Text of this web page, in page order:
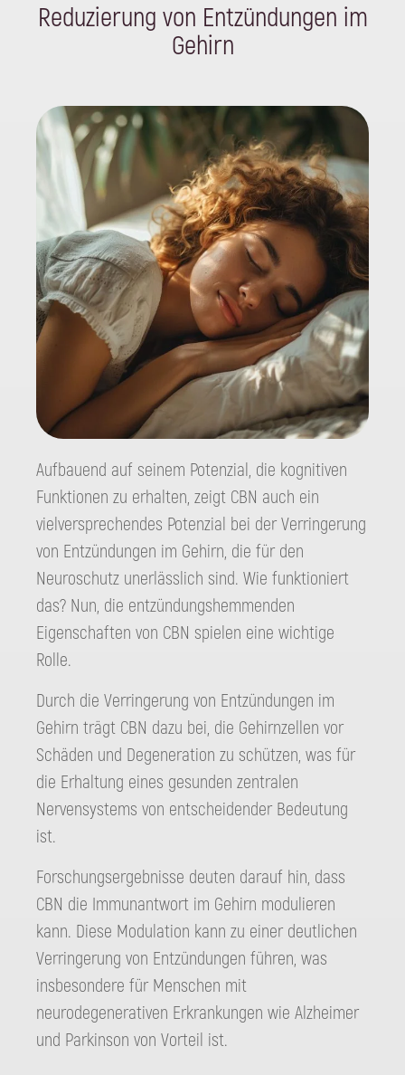
Reduzierung von Entzündungen im
Gehirn
Aufbauend auf seinem Potenzial, die kognitiven
Funktionen zu erhalten, zeigt CBN auch ein
vielversprechendes Potenzial bei der Verringerung
von Entzündungen im Gehirn, die für den
Neuroschutz unerlässlich sind. Wie funktioniert
das? Nun, die entzündungshemmenden
Eigenschaften von CBN spielen eine wichtige
Rolle.
Durch die Verringerung von Entzündungen im
Gehirn trägt CBN dazu bei, die Gehirnzellen vor
Schäden und Degeneration zu schützen, was für
die Erhaltung eines gesunden zentralen
Nervensystems von entscheidender Bedeutung
ist.
Forschungsergebnisse deuten darauf hin, dass
CBN die Immunantwort im Gehirn modulieren
kann. Diese Modulation kann zu einer deutlichen
Verringerung von Entzündungen führen, was
insbesondere für Menschen mit
neurodegenerativen Erkrankungen wie Alzheimer
und Parkinson von Vorteil ist.